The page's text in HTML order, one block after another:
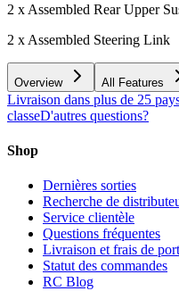
2 x Assembled Rear Upper
2 x Assembled Steering Link
Overview All Features
Livraison dans plus de 25
classeD'autres questions?
Shop
Dernières sorties
Recherche de
Service clientèle
Questions fréquentes
Livraison et frais de port
Statut des commandes
RC Blog